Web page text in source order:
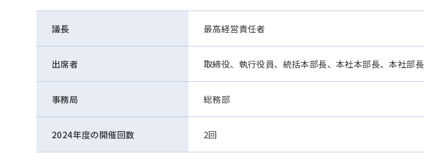
議長 最高経営責任者
出席者 取締役、執行役員、統括本部長、本社本部長、本社部長
事務局 総務部
2024年度の開催回数 2回